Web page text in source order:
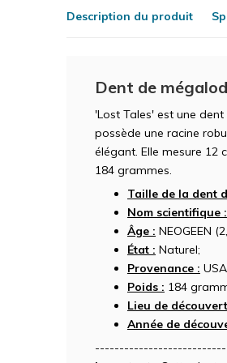
Description du produit
Dent de
'Lost Tales' est une
possède une racine
élégant. Elle mesure 12
184 grammes.
Taille de la dent
Nom scientifique :
Âge : NEOGEEN
État : Naturel;
Provenance :
Poids : 184
Lieu de
Année de